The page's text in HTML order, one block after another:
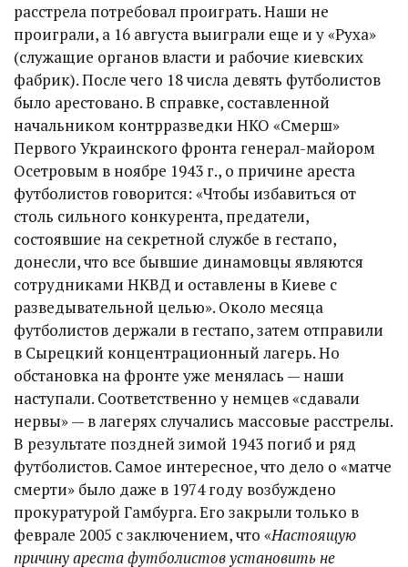
расстрела потребовал проиграть. Наши не
проиграли, а 16 августа выиграли еще и у «Руха»
(служащие органов власти и рабочие киевских
фабрик). После чего 18 числа девять футболистов
было арестовано. В справке, составленной
начальником контрразведки НКО «Смерш»
Первого Украинского фронта генерал-майором
Осетровым в ноябре 1943 г., о причине ареста
футболистов говорится: «Чтобы избавиться от
столь сильного конкурента, предатели,
состоявшие на секретной службе в гестапо,
донесли, что все бывшие динамовцы являются
сотрудниками НКВД и оставлены в Киеве с
разведывательной целью». Около месяца
футболистов держали в гестапо, затем отправили
в Сырецкий концентрационный лагерь. Но
обстановка на фронте уже менялась — наши
наступали. Соответственно у немцев «сдавали
нервы» — в лагерях случались массовые расстрелы.
В результате поздней зимой 1943 погиб и ряд
футболистов. Самое интересное, что дело о «матче
смерти» было даже в 1974 году возбуждено
прокуратурой Гамбурга. Его закрыли только в
феврале 2005 с заключением, что «Настоящую
причину ареста футболистов установить не